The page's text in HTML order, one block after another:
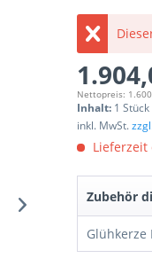
Nettopreis:
Inhalt: 1 Stück
inkl. MwSt.
Lieferzeit
Zubehör